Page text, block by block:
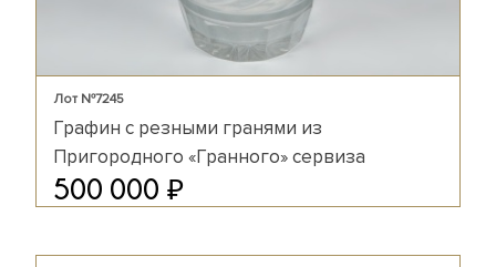
Лот №7245
Графин с резными гранями из
Пригородного «Гранного» сервиза
500 000 ₽